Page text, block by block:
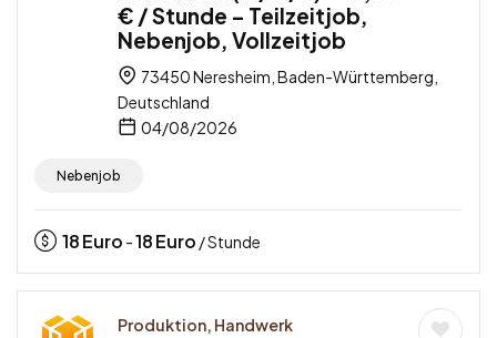
€ / Stunde – Teilzeitjob,
Nebenjob, Vollzeitjob
73450 Neresheim, Baden-Württemberg,
Deutschland
04/08/2026
Nebenjob
18Euro -18Euro / Stunde
Produktion, Handwerk